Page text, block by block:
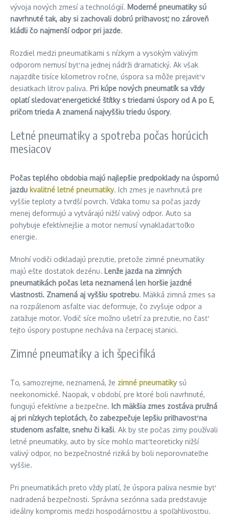
vývoja nových zmesí a technológií. Moderné pneumatiky sú
navrhnuté tak, aby si zachovali dobrú priľnavosť, no zároveň
kládli čo najmenší odpor pri jazde.
Rozdiel medzi pneumatikami s nízkym a vysokým valivým
odporom nemusí byť na jednej nádrži dramatický. Ak však
najazdíte tisíce kilometrov ročne, úspora sa môže prejaviť v
desiatkach litrov paliva. Pri kúpe nových pneumatík sa vždy
oplatí sledovať energetické štítky s triedami úspory od A po E,
pričom trieda A znamená najvyššiu triedu úspory.
Letné pneumatiky a spotreba počas horúcich
mesiacov
Počas teplého obdobia majú najlepšie predpoklady na úspornú
jazdu kvalitné letné pneumatiky. Ich zmes je navrhnutá pre
vyššie teploty a tvrdší povrch. Vďaka tomu sa počas jazdy
menej deformujú a vytvárajú nižší valivý odpor. Auto sa
pohybuje efektívnejšie a motor nemusí vynakladať toľko
energie.
Mnohí vodiči odkladajú prezutie, pretože zimné pneumatiky
majú ešte dostatok dezénu. Lenže jazda na zimných
pneumatikách počas leta neznamená len horšie jazdné
vlastnosti. Znamená aj vyššiu spotrebu. Mäkká zimná zmes sa
na rozpálenom asfalte viac deformuje, čo zvyšuje odpor a
zaťažuje motor. Vodič síce možno ušetrí za prezutie, no časť
tejto úspory postupne necháva na čerpacej stanici.
Zimné pneumatiky a ich špecifiká
To, samozrejme, neznamená, že zimné pneumatikysú
neekonomické. Naopak, v období, pre ktoré boli navrhnuté,
fungujú efektívne a bezpečne. Ich mäkšia zmes zostáva pružná
aj pri nízkych teplotách, čo zabezpečuje lepšiu priľnavosť na
studenom asfalte, snehu či kaši. Ak by ste počas zimy používali
letné pneumatiky, auto by síce mohlo mať teoreticky nižší
valivý odpor, no bezpečnostné riziká by boli neporovnateľne
vyššie.
Pri pneumatikách preto vždy platí, že úspora paliva nesmie byť
nadradená bezpečnosti. Správna sezónna sada predstavuje
ideálny kompromis medzi hospodárnosťou a spoľahlivosťou.